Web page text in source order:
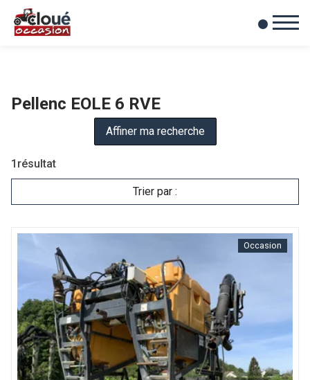
Mes favoris
0
Pellenc EOLE 6 RVE
1 résultat
Trier par :
Affiner ma recherche
Occasion